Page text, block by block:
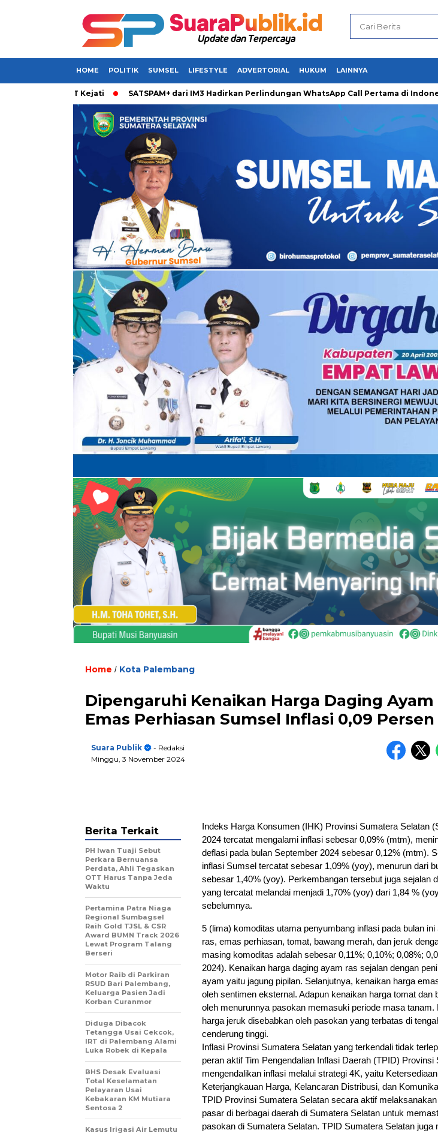
HOME POLITIK SUMSEL LIFESTYLE ADVERTORIAL HUKUM LAINNYA
SATSPAM+ dari IM3 Hadirkan Perlindungan WhatsApp Call Pertama di Indonesia untuk
Home / Kota Palembang
Dipengaruhi Kenaikan Harga Daging Ayam
Emas Perhiasan Sumsel Inflasi 0,09 Persen
Suara Publik
- Redaksi
Minggu, 3 November 2024
Indeks Harga Konsumen (IHK) Provinsi Sumatera Selatan
2024 tercatat mengalami inflasi sebesar 0,09% (mtm),
deflasi pada bulan September 2024 sebesar 0,12% (mtm).
inflasi Sumsel tercatat sebesar 1,09% (yoy), menurun dari
sebesar 1,40% (yoy). Perkembangan tersebut juga sejalan
yang tercatat melandai menjadi 1,70% (yoy) dari 1,84 %
sebelumnya.
5 (lima) komoditas utama penyumbang inflasi pada bulan ini
ras, emas perhiasan, tomat, bawang merah, dan jeruk
masing komoditas adalah sebesar 0,11%; 0,10%; 0,08%;
2024). Kenaikan harga daging ayam ras sejalan dengan
ayam yaitu jagung pipilan. Selanjutnya, kenaikan harga
oleh sentimen eksternal. Adapun kenaikan harga tomat dan
oleh menurunnya pasokan memasuki periode masa tanam.
harga jeruk disebabkan oleh pasokan yang terbatas di
cenderung tinggi.
Inflasi Provinsi Sumatera Selatan yang terkendali tidak
peran aktif Tim Pengendalian Inflasi Daerah (TPID) Provinsi
mengendalikan inflasi melalui strategi 4K, yaitu
Keterjangkauan Harga, Kelancaran Distribusi, dan
TPID Provinsi Sumatera Selatan secara aktif
pasar di berbagai daerah di Sumatera Selatan untuk
pasokan di Sumatera Selatan. TPID Sumatera Selatan juga
Berita Terkait
PH Iwan Tuaji Sebut
Perkara Bernuansa
Perdata, Ahli Tegaskan
OTT Harus Tanpa Jeda
Waktu
Pertamina Patra Niaga
Regional Sumbagsel
Raih Gold TJSL & CSR
Award BUMN Track 2026
Lewat Program Talang
Berseri
Motor Raib di Parkiran
RSUD Bari Palembang,
Keluarga Pasien Jadi
Korban Curanmor
Diduga Dibacok
Tetangga Usai Cekcok,
IRT di Palembang Alami
Luka Robek di Kepala
BHS Desak Evaluasi
Total Keselamatan
Pelayaran Usai
Kebakaran KM Mutiara
Sentosa 2
Kasus Irigasi Air Lemutu